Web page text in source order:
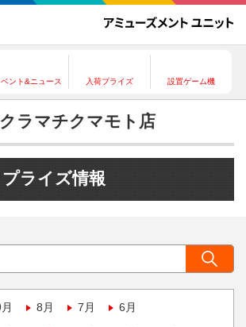
ベント&ニュース 入荷プライズ 設置ゲーム機
ラマチクマモト店
ライズ情報
8月 7月 6月